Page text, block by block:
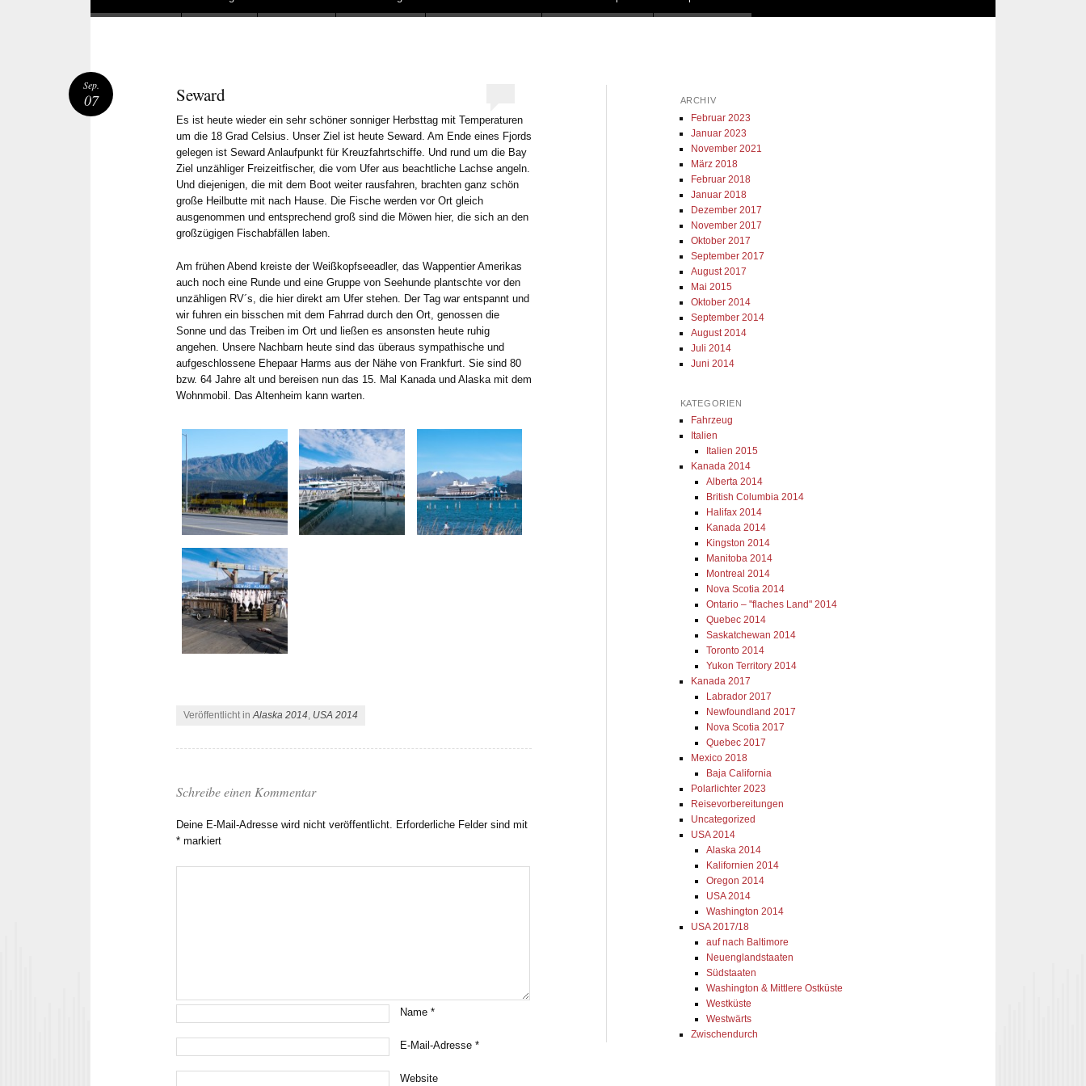
Seward
Es ist heute wieder ein sehr schöner sonniger Herbsttag mit Temperaturen
um die 18 Grad Celsius. Unser Ziel ist heute Seward. Am Ende eines Fjords
gelegen ist Seward Anlaufpunkt für Kreuzfahrtschiffe. Und rund um die Bay
Ziel unzähliger Freizeitfischer, die vom Ufer aus beachtliche Lachse angeln.
Und diejenigen, die mit dem Boot weiter rausfahren, brachten ganz schön
große Heilbutte mit nach Hause. Die Fische werden vor Ort gleich
ausgenommen und entsprechend groß sind die Möwen hier, die sich an den
großzügigen Fischabfällen laben.
Am frühen Abend kreiste der Weißkopfseeadler, das Wappentier Amerikas
auch noch eine Runde und eine Gruppe von Seehunde plantschte vor den
unzähligen RV´s, die hier direkt am Ufer stehen. Der Tag war entspannt und
wir fuhren ein bisschen mit dem Fahrrad durch den Ort, genossen die
Sonne und das Treiben im Ort und ließen es ansonsten heute ruhig
angehen. Unsere Nachbarn heute sind das überaus sympathische und
aufgeschlossene Ehepaar Harms aus der Nähe von Frankfurt. Sie sind 80
bzw. 64 Jahre alt und bereisen nun das 15. Mal Kanada und Alaska mit dem
Wohnmobil. Das Altenheim kann warten.
Veröffentlicht inAlaska 2014, USA 2014
Sep.
07
Schreibe einen Kommentar
Deine E-Mail-Adresse wird nicht veröffentlicht. Erforderliche Felder sind mit
* markiert
Name *
E-Mail-Adresse *
Website
ARCHIV
Februar 2023
Januar 2023
November 2021
März 2018
Februar 2018
Januar 2018
Dezember 2017
November 2017
Oktober 2017
September 2017
August 2017
Mai 2015
Oktober 2014
September 2014
August 2014
Juli 2014
Juni 2014
KATEGORIEN
Fahrzeug
Italien
Italien 2015
Kanada 2014
Alberta 2014
British Columbia 2014
Halifax 2014
Kanada 2014
Kingston 2014
Manitoba 2014
Montreal 2014
Nova Scotia 2014
Ontario – "flaches Land" 2014
Quebec 2014
Saskatchewan 2014
Toronto 2014
Yukon Territory 2014
Kanada 2017
Labrador 2017
Newfoundland 2017
Nova Scotia 2017
Quebec 2017
Mexico 2018
Baja California
Polarlichter 2023
Reisevorbereitungen
Uncategorized
USA 2014
Alaska 2014
Kalifornien 2014
Oregon 2014
USA 2014
Washington 2014
USA 2017/18
auf nach Baltimore
Neuenglandstaaten
Südstaaten
Washington & Mittlere Ostküste
Westküste
Westwärts
Zwischendurch